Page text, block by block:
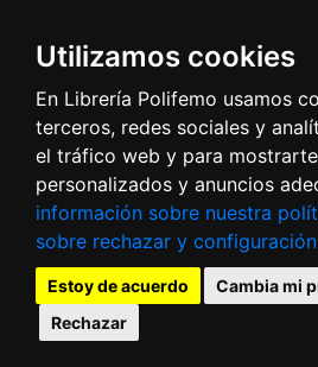
Utilizamos cookies
En Librería Polifemo usamos
terceros, redes sociales y
el tráfico web y para
personalizados y anuncios
información sobre nuestra
sobre rechazar y
Estoy de acuerdo
Cambia mi
Rechazar